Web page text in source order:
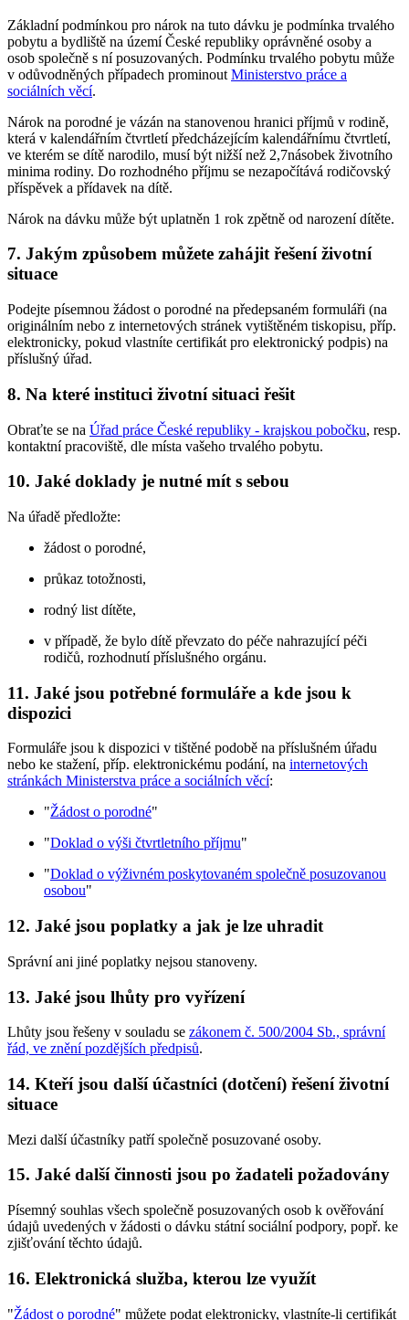
Základní podmínkou pro nárok na tuto dávku je podmínka trvalého
pobytu a bydliště na území České republiky oprávněné osoby a
osob společně s ní posuzovaných. Podmínku trvalého pobytu může
v odůvodněných případech prominout Ministerstvo práce a
sociálních věcí.
Nárok na porodné je vázán na stanovenou hranici příjmů v rodině,
která v kalendářním čtvrtletí předcházejícím kalendářnímu čtvrtletí,
ve kterém se dítě narodilo, musí být nižší než 2,7násobek životního
minima rodiny. Do rozhodného příjmu se nezapočítává rodičovský
příspěvek a přídavek na dítě.
Nárok na dávku může být uplatněn 1 rok zpětně od narození dítěte.
7. Jakým způsobem můžete zahájit řešení životní
situace
Podejte písemnou žádost o porodné na předepsaném formuláři (na
originálním nebo z internetových stránek vytištěném tiskopisu, příp.
elektronicky, pokud vlastníte certifikát pro elektronický podpis) na
příslušný úřad.
8. Na které instituci životní situaci řešit
Obraťte se na Úřad práce České republiky - krajskou pobočku, resp.
kontaktní pracoviště, dle místa vašeho trvalého pobytu.
10. Jaké doklady je nutné mít s sebou
Na úřadě předložte:
žádost o porodné,
průkaz totožnosti,
rodný list dítěte,
v případě, že bylo dítě převzato do péče nahrazující péči
rodičů, rozhodnutí příslušného orgánu.
11. Jaké jsou potřebné formuláře a kde jsou k
dispozici
Formuláře jsou k dispozici v tištěné podobě na příslušném úřadu
nebo ke stažení, příp. elektronickému podání, na internetových
stránkách Ministerstva práce a sociálních věcí:
"Žádost o porodné"
"Doklad o výši čtvrtletního příjmu"
"Doklad o výživném poskytovaném společně posuzovanou
osobou"
12. Jaké jsou poplatky a jak je lze uhradit
Správní ani jiné poplatky nejsou stanoveny.
13. Jaké jsou lhůty pro vyřízení
Lhůty jsou řešeny v souladu se zákonem č. 500/2004 Sb., správní
řád, ve znění pozdějších předpisů.
14. Kteří jsou další účastníci (dotčení) řešení životní
situace
Mezi další účastníky patří společně posuzované osoby.
15. Jaké další činnosti jsou po žadateli požadovány
Písemný souhlas všech společně posuzovaných osob k ověřování
údajů uvedených v žádosti o dávku státní sociální podpory, popř. ke
zjišťování těchto údajů.
16. Elektronická služba, kterou lze využít
"Žádost o porodné" můžete podat elektronicky, vlastníte-li certifikát